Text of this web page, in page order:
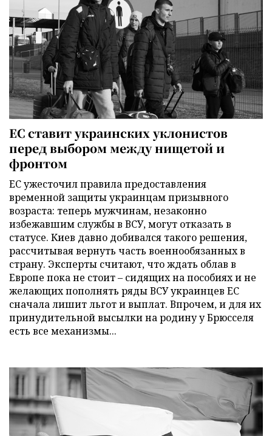
ЕС ставит украинских уклонистов
перед выбором между нищетой и
фронтом
ЕС ужесточил правила предоставления
временной защиты украинцам призывного
возраста: теперь мужчинам, незаконно
избежавшим службы в ВСУ, могут отказать в
статусе. Киев давно добивался такого решения,
рассчитывая вернуть часть военнообязанных в
страну. Эксперты считают, что ждать облав в
Европе пока не стоит – сидящих на пособиях и не
желающих пополнять ряды ВСУ украинцев ЕС
сначала лишит льгот и выплат. Впрочем, и для их
принудительной высылки на родину у Брюсселя
есть все механизмы...